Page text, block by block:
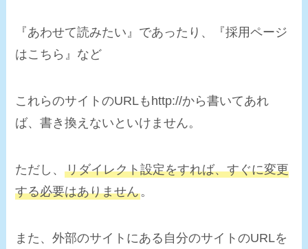
『あわせて読みたい』であったり、『採用ページ
はこちら』など
これらのサイトのURLもhttp://から書いてあれ
ば、書き換えないといけません。
ただし、リダイレクト設定をすれば、すぐに変更
する必要はありません。
また、外部のサイトにある自分のサイトのURLを